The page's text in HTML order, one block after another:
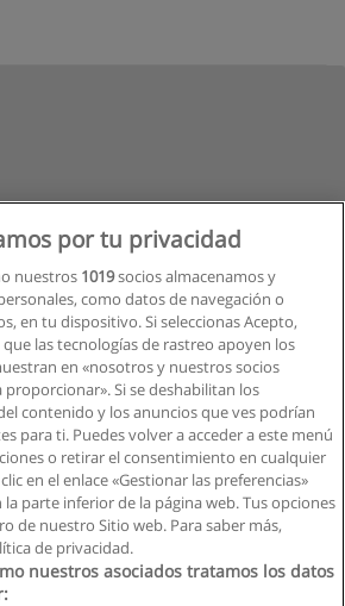
por tu privacidad
nuestros 1019socios almacenamos y
como datos de navegación o
en tu dispositivo. Si seleccionas Acepto,
las tecnologías de rastreo apoyen los
en «nosotros y nuestros socios
Si se deshabilitan los
contenido y los anuncios que ves podrían
para ti. Puedes volver a acceder a este menú
o retirar el consentimiento en cualquier
en el enlace «Gestionar las preferencias»
la parte inferior de la página web. Tus opciones
de nuestro Sitio web. Para saber más,
de privacidad.
nuestros asociados tratamos los datos